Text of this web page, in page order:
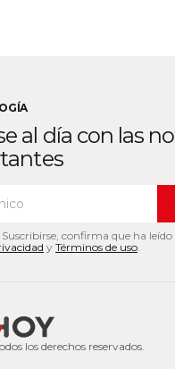
al día con las
confirma que ha leído
y Términos de uso.
los derechos reservados.